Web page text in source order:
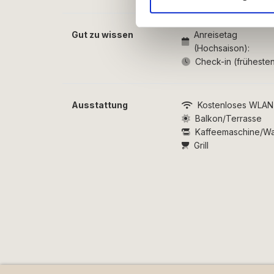
Gut zu wissen
Anreisetag
(Hochsaison):
Check-in
Ausstattung Kostenloses WLAN
Balkon/Terrasse
Kaffeemaschine/
Grill